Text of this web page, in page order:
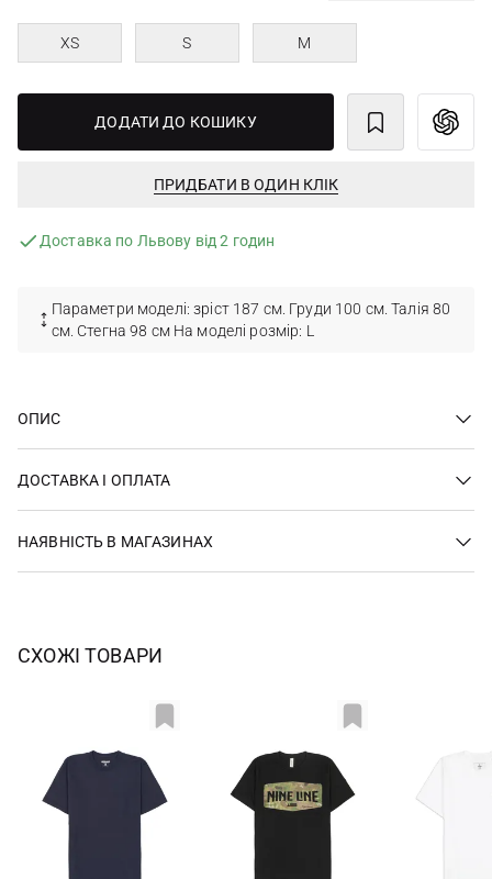
XS S M
ДОДАТИ ДО КОШИКУ
ПРИДБАТИ В ОДИН КЛІК
Доставка по Львову від 2 годин
Параметри моделі: зріст 187 см. Груди 100 см. Талія 80
см. Стегна 98 см На моделі розмір: L
ОПИС
ДОСТАВКА І ОПЛАТА
НАЯВНІСТЬ В МАГАЗИНАХ
СХОЖІ ТОВАРИ